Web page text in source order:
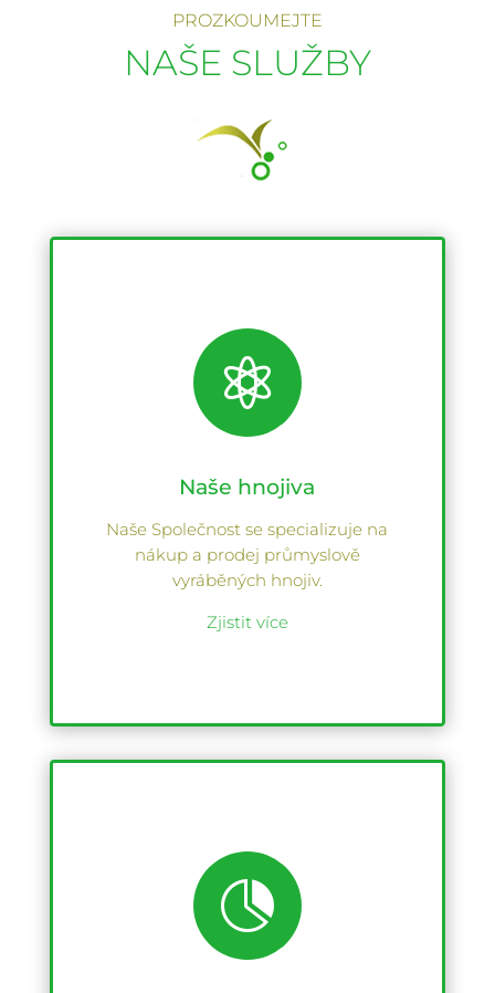
PROZKOUMEJTE
NAŠE SLUŽBY

Naše hnojiva
Naše Společnost se specializuje na
nákup a prodej průmyslově
vyráběných hnojiv.
Zjistit více
